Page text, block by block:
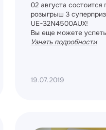
02 августа состоится
розыгрыш 3
UE-32N4500AUX!
Вы еще можете
Узнать подробности
19.07.2019